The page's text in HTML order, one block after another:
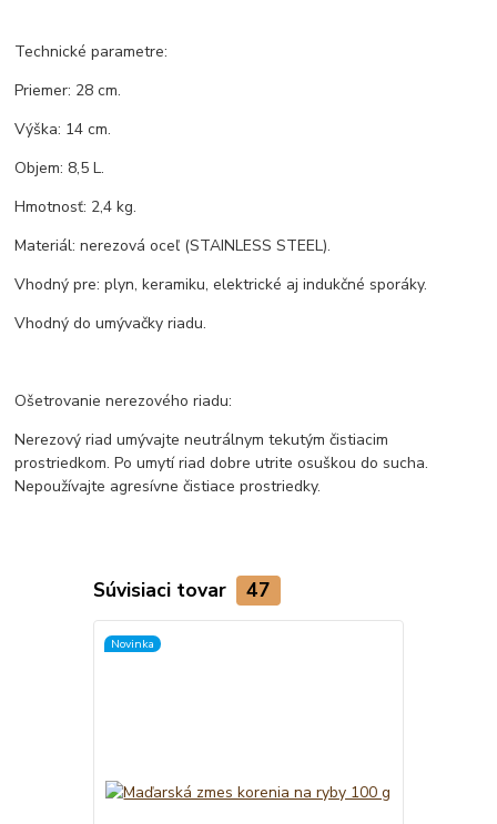
Technické parametre:
Priemer: 28 cm.
Výška: 14 cm.
Objem: 8,5 L.
Hmotnosť: 2,4 kg.
Materiál: nerezová oceľ (STAINLESS STEEL).
Vhodný pre: plyn, keramiku, elektrické aj indukčné sporáky.
Vhodný do umývačky riadu.
Ošetrovanie nerezového riadu:
Nerezový riad umývajte neutrálnym tekutým čistiacim
prostriedkom. Po umytí riad dobre utrite osuškou do sucha.
Nepoužívajte agresívne čistiace prostriedky.
Súvisiaci tovar 47
Novinka